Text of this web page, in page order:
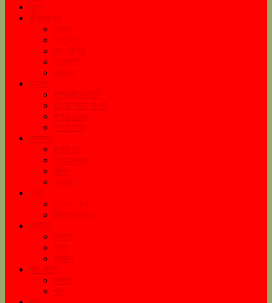
বিশ্ব
জীবনযাত্রা
স্বাস্থ্য
প্রযুক্তি
রসনাতৃপ্তি
গৃহস্থালি
রূপকলা
ভ্রমণ
ঘুরনচন্ডীর ডায়রি
যাওয়া মানে খাওয়া
ঘুরে tourএ
পথের দাবি
বিনোদন
চলচ্চিত্র
সঙ্গীত-নৃত্য
নাটক
অনুষ্ঠান
খেলা
দেশের খেলা
বিদেশের খেলা
সাহিত্য
কবিতা
গদ্য
প্রবন্ধ
কচি-কাঁচা
কবিতা
গল্প